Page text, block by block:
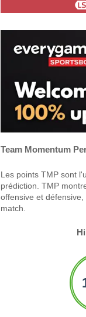
Team Momentum
Les points TMP sont
prédiction. TMP
offensive et
match.